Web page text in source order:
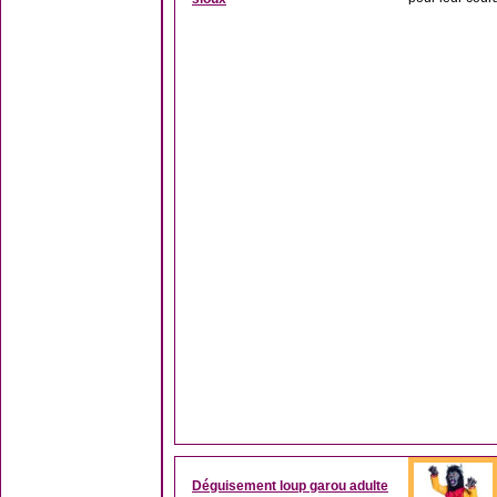
Déguisement loup garou adulte